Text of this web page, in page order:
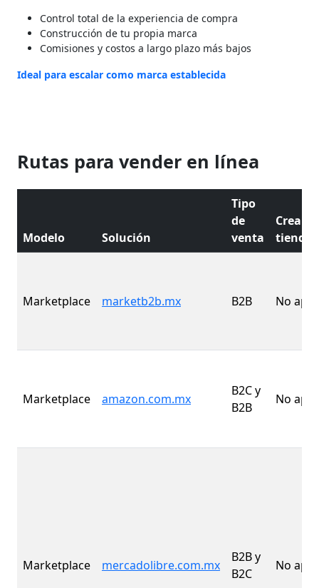
Control total de la experiencia de compra
Construcción de tu propia marca
Comisiones y costos a largo plazo más bajos
Ideal para escalar como marca establecida
Rutas para vender en línea
Modelo Solución
Tipo
de
venta
Crear
tienda
Marketplace marketb2b.mx B2B No
Marketplace amazon.com.mx
B2C y
B2B
No
Marketplace mercadolibre.com.mx
B2B y
B2C
No